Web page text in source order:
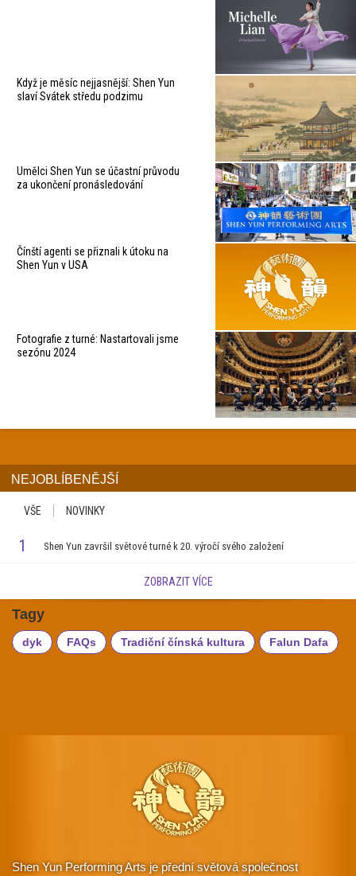
Když je měsíc nejjasnější: Shen Yun
slaví Svátek středu podzimu
Umělci Shen Yun se účastní průvodu
za ukončení pronásledování
Čínští agenti se přiznali k útoku na
Shen Yun v USA
Fotografie z turné: Nastartovali jsme
sezónu 2024
NEJOBLÍBENĚJŠÍ
VŠE NOVINKY
1 Shen Yun završil světové turné k 20. výročí svého založení
ZOBRAZIT VÍCE
Tagy
dyk FAQs Tradiční čínská kultura Falun Dafa
Shen Yun Performing Arts je přední světová společnost